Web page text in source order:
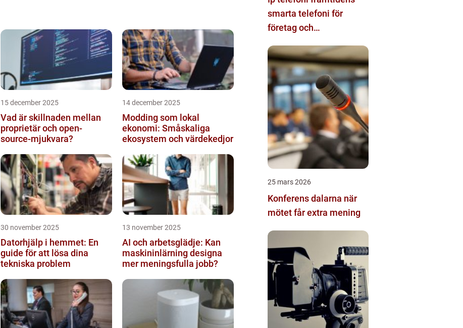
15 december 2025
Vad är skillnaden mellan
proprietär och open-
source-mjukvara?
14 december 2025
Modding som lokal
ekonomi: Småskaliga
ekosystem och värdekedjor
30 november 2025
Datorhjälp i hemmet: En
guide för att lösa dina
tekniska problem
13 november 2025
AI och arbetsglädje: Kan
maskininlärning designa
mer meningsfulla jobb?
smarta telefoni för
företag och
25 mars 2026
Konferens dalarna när
mötet får extra mening